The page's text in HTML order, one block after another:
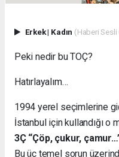
Erkek| Kadın (Haberi Sesli
Peki nedir bu TOÇ?
Hatırlayalım…
1994 yerel seçimlerine
İstanbul için kullandığı o
3Ç “Çöp, çukur,
Bu üç temel sorun